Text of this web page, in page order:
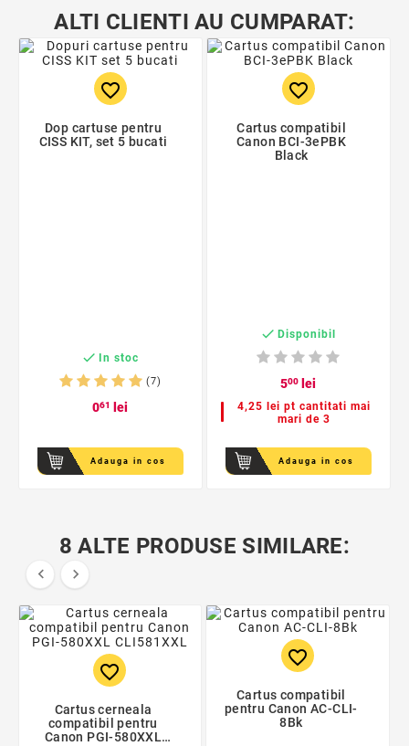
ALTI CLIENTI AU CUMPARAT:
favorite_border
Dop cartuse pentru
CISS KIT, set 5 bucati
 In stoc
(7)
061 lei
Adauga in cos
favorite_border
Cartus compatibil
Canon BCI-3ePBK
Black
 Disponibil
500 lei
4,25 lei pt cantitati mai
mari de 3
Adauga in cos
8 ALTE PRODUSE SIMILARE:
 
favorite_border
Cartus cerneala
compatibil pentru
Canon PGI-580XXL
favorite_border
Cartus compatibil
pentru Canon AC-CLI-
8Bk